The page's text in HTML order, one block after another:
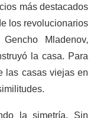
más destacados
los revolucionarios
Mladenov,
la casa. Para
las casas viejas en
la simetría. Sin